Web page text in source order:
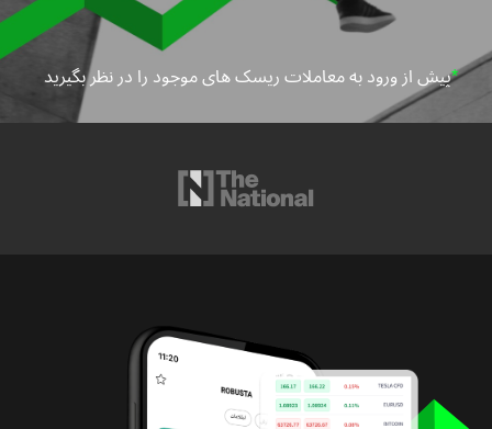
*پیش از ورود به معاملات ریسک های موجود را در نظر بگیرید